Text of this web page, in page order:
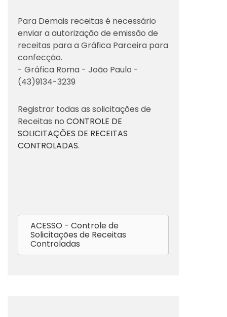
Para Demais receitas é necessário
enviar a autorização de emissão de
receitas para a Gráfica Parceira para
confecção.
- Gráfica Roma - João Paulo -
(43)9134-3239
Registrar todas as solicitações de
Receitas no CONTROLE DE
SOLICITAÇÕES DE RECEITAS
CONTROLADAS.
ACESSO - Controle de
Solicitações de Receitas
Controladas